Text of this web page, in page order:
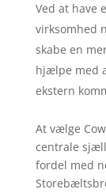
Ved at have
virksomhed
skabe en
hjælpe med
ekstern
At vælge
centrale
fordel med